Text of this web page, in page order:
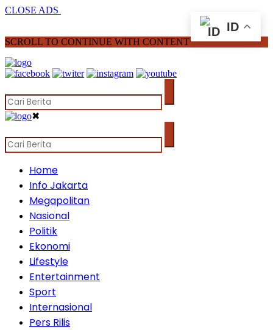
CLOSE ADS
SCROLL TO CONTINUE WITH CONTENT
✖
Home
Info Jakarta
Megapolitan
Nasional
Politik
Ekonomi
Lifestyle
Entertainment
Sport
Internasional
Pers Rilis
ID